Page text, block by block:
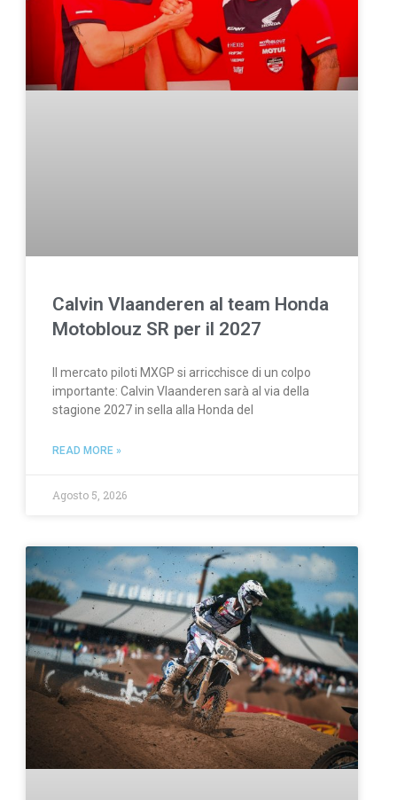
Calvin Vlaanderen al team Honda
Motoblouz SR per il 2027
Il mercato piloti MXGP si arricchisce di un colpo
importante: Calvin Vlaanderen sarà al via della
stagione 2027 in sella alla Honda del
READ MORE »
Agosto 5, 2026